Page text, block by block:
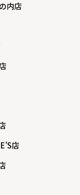
内店
店